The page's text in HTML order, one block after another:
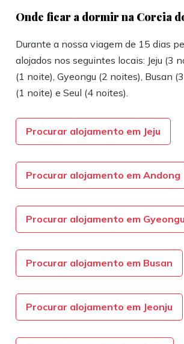
Onde ficar a dormir na Coreia
Durante a nossa viagem de 15 dias
alojados nos seguintes locais: Jeju (3
(1 noite), Gyeongu (2 noites), Busan
(1 noite) e Seul (4 noites).
Procurar alojamento em Jeju
Procurar alojamento em Andong
Procurar alojamento em Gyeongu
Procurar alojamento em Busan
Procurar alojamento em Jeonju